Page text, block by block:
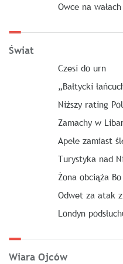
Owce na wałach
Świat
Czesi do urn
„Bałtycki
Niższy rating
Zamachy w
Apele zamiast
Turystyka nad
Żona obciąża
Odwet za atak
Londyn
Wiara Ojców